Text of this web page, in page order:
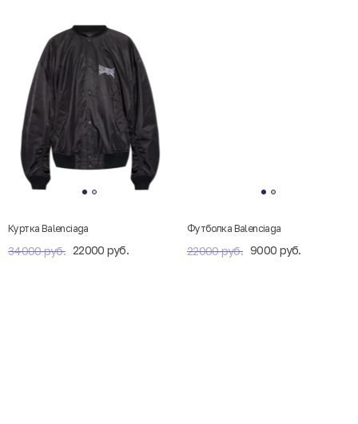
Куртка Balenciaga
34000 руб. 22000 руб.
Футболка Balenciaga
22000 руб. 9000 руб.